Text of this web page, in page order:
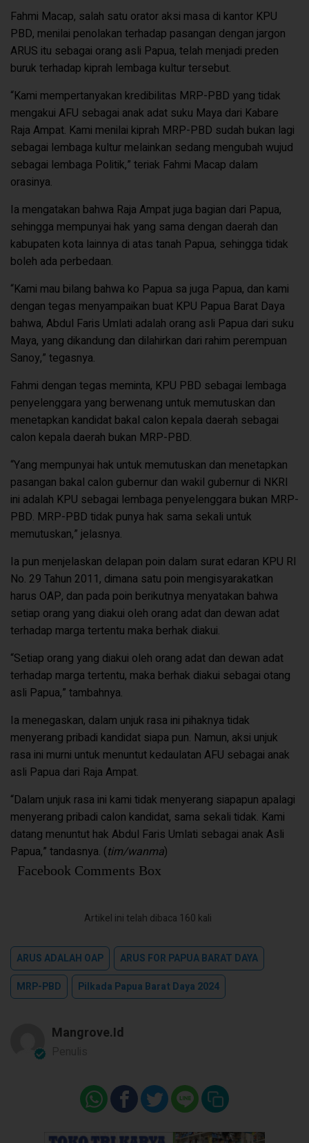
Fahmi Macap, salah satu orator aksi masa di kantor KPU
PBD, menilai penolakan terhadap pasangan dengan jargon
ARUS itu sebagai orang asli Papua, telah menjadi preden
buruk terhadap kiprah lembaga kultur tersebut.
“Kami mempertanyakan kredibilitas MRP-PBD yang tidak
mengakui AFU sebagai anak adat suku Maya dari Kabare
Raja Ampat. Kami menilai kiprah MRP-PBD sudah bukan lagi
sebagai lembaga kultur melainkan sedang mengubah wujud
sebagai lembaga Politik,” teriak Fahmi Macap dalam
orasinya.
Ia mengatakan bahwa Raja Ampat juga bagian dari Papua,
sehingga mempunyai hak yang sama dengan daerah dan
kabupaten kota lainnya di atas tanah Papua, sehingga tidak
boleh ada perbedaan.
“Kami mau bilang bahwa ko Papua sa juga Papua, dan kami
dengan tegas menyampaikan buat KPU Papua Barat Daya
bahwa, Abdul Faris Umlati adalah orang asli Papua dari suku
Maya, yang dikandung dan dilahirkan dari rahim perempuan
Sanoy,” tegasnya.
Fahmi dengan tegas meminta, KPU PBD sebagai lembaga
penyelenggara yang berwenang untuk memutuskan dan
menetapkan kandidat bakal calon kepala daerah sebagai
calon kepala daerah bukan MRP-PBD.
“Yang mempunyai hak untuk memutuskan dan menetapkan
pasangan bakal calon gubernur dan wakil gubernur di NKRI
ini adalah KPU sebagai lembaga penyelenggara bukan MRP-
PBD. MRP-PBD tidak punya hak sama sekali untuk
memutuskan,” jelasnya.
Ia pun menjelaskan delapan poin dalam surat edaran KPU RI
No. 29 Tahun 2011, dimana satu poin mengisyarakatkan
harus OAP, dan pada poin berikutnya menyatakan bahwa
setiap orang yang diakui oleh orang adat dan dewan adat
terhadap marga tertentu maka berhak diakui.
“Setiap orang yang diakui oleh orang adat dan dewan adat
terhadap marga tertentu, maka berhak diakui sebagai otang
asli Papua,” tambahnya.
Ia menegaskan, dalam unjuk rasa ini pihaknya tidak
menyerang pribadi kandidat siapa pun. Namun, aksi unjuk
rasa ini murni untuk menuntut kedaulatan AFU sebagai anak
asli Papua dari Raja Ampat.
“Dalam unjuk rasa ini kami tidak menyerang siapapun apalagi
menyerang pribadi calon kandidat, sama sekali tidak. Kami
datang menuntut hak Abdul Faris Umlati sebagai anak Asli
Papua,” tandasnya. (tim/wanma)
Facebook Comments Box
Artikel ini telah dibaca 160 kali
ARUS ADALAH OAP
ARUS FOR PAPUA BARAT DAYA
MRP-PBD
Pilkada Papua Barat Daya 2024
Mangrove.id